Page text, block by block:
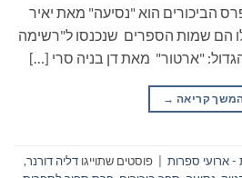
הביכורים הוא "נסיעה" מאת יאיר
הם שמות הספרים שנכנסו ל"רשימה
"ארטור" מאת דן בניה סרי […]
קריאה →
- ארועי ספרות פוסטים שתוייגו דליה דורנר,